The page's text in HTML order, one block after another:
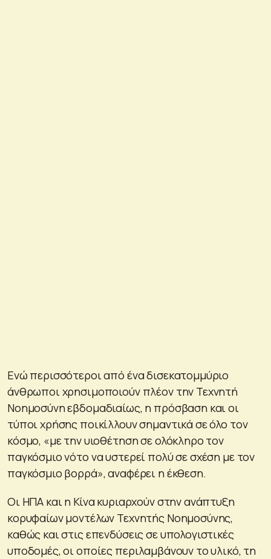
Ενώ περισσότεροι από ένα δισεκατομμύριο
άνθρωποι χρησιμοποιούν πλέον την Τεχνητή
Νοημοσύνη εβδομαδιαίως, η πρόσβαση και οι
τύποι χρήσης ποικίλλουν σημαντικά σε όλο τον
κόσμο, «με την υιοθέτηση σε ολόκληρο τον
παγκόσμιο νότο να υστερεί πολύ σε σχέση με τον
παγκόσμιο βορρά», αναφέρει η έκθεση.
Οι ΗΠΑ και η Κίνα κυριαρχούν στην ανάπτυξη
κορυφαίων μοντέλων Τεχνητής Νοημοσύνης,
καθώς και στις επενδύσεις σε υπολογιστικές
υποδομές, οι οποίες περιλαμβάνουν το υλικό, τη